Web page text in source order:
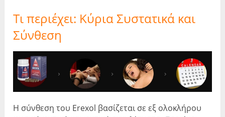
Τι περιέχει: Κύρια Συστατικά και
Σύνθεση
Η σύνθεση του Erexol βασίζεται σε εξ ολοκλήρου